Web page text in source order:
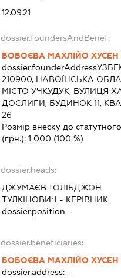
12.09.21
dossier.foundersAndBenef:
БОБОЄВА МАХЛІЙО ХУСЕН
dossier.founderAddress
210900, НАВОЇНСЬКА
МІСТО УЧКУДУК, ВУЛИЦЯ
ДОСЛИГИ, БУДИНОК 11,
26
Розмір внеску до
(грн.): 1 000 (100 %)
dossier.heads:
ДЖУМАЄВ ТОЛІБДЖОН
ТУЛКІНОВИЧ - КЕРІВНИК
dossier.position -
dossier.beneficiaries:
БОБОЄВА МАХЛІЙО ХУСЕН
dossier.address: -